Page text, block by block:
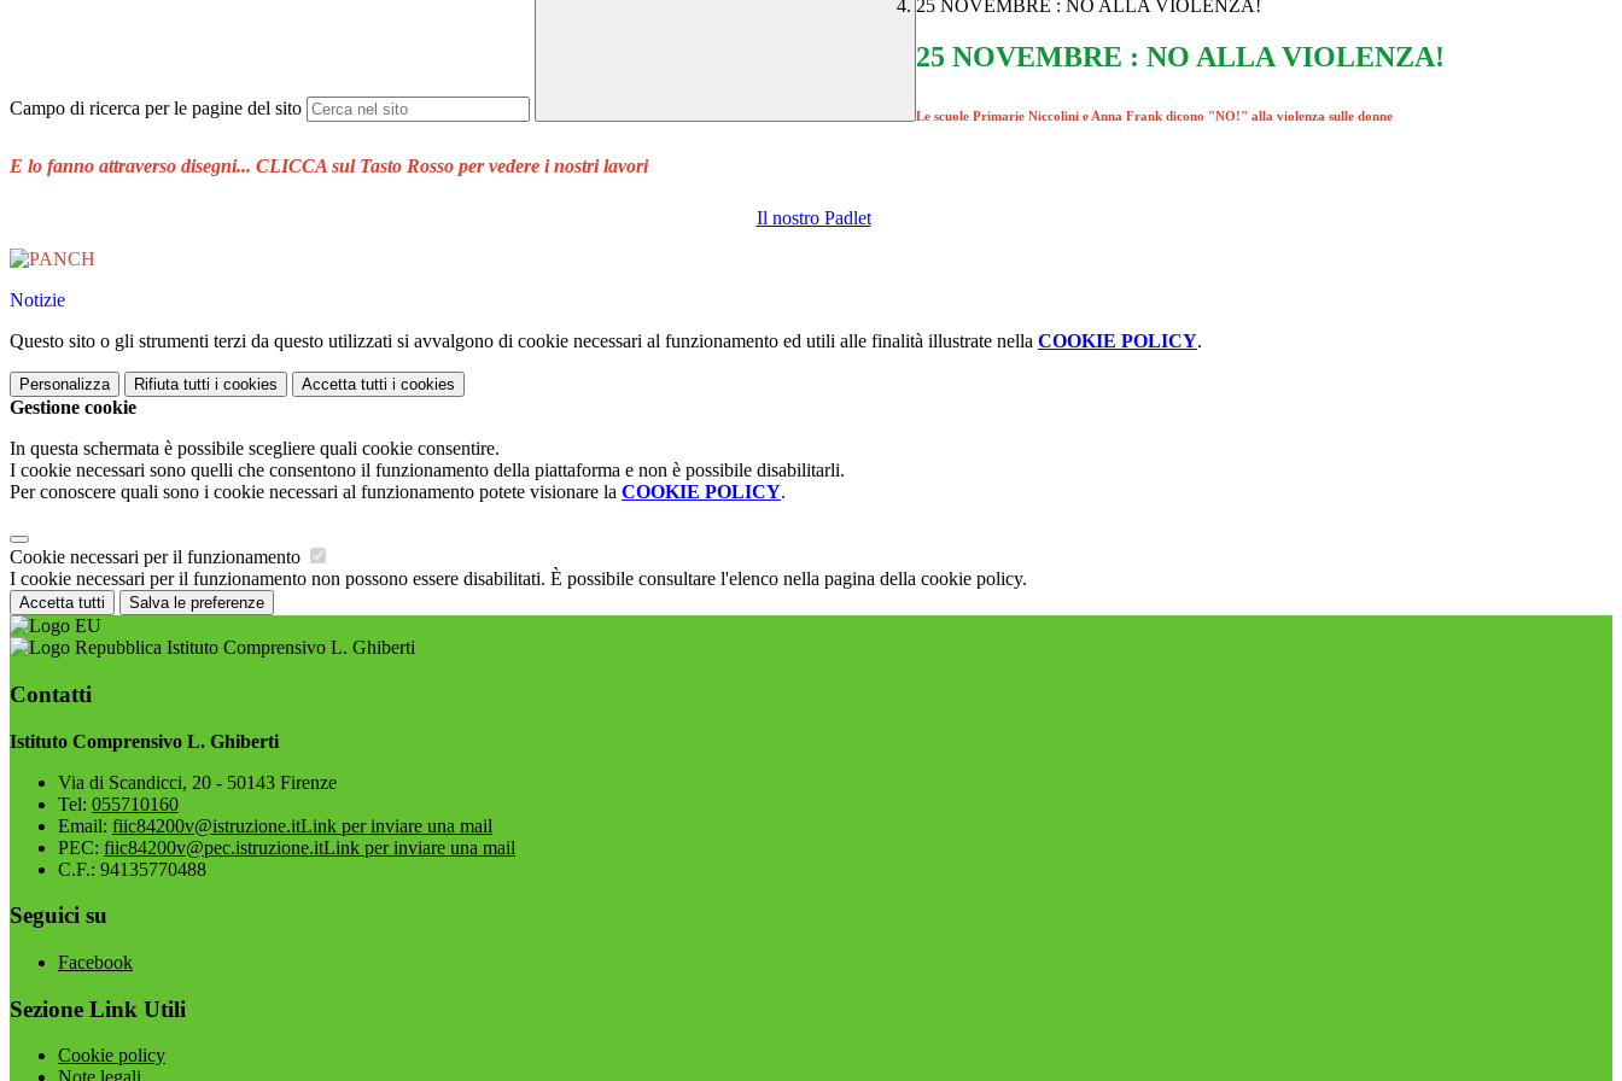
Campo di ricerca per le pagine del sito
25 NOVEMBRE : NO ALLA VIOLENZA!
25 NOVEMBRE : NO ALLA VIOLENZA!
Le scuole Primarie Niccolini e Anna Frank dicono "NO!" alla violenza sulle donne
E lo fanno attraverso disegni... CLICCA sul Tasto Rosso per vedere i nostri lavori
Il nostro Padlet
Notizie
Questo sito o gli strumenti terzi da questo utilizzati si avvalgono di cookie necessari al funzionamento ed utili alle finalità illustrate nella COOKIE POLICY.
Personalizza Rifiuta tutti i cookies Accetta tutti i cookies
Gestione cookie
In questa schermata è possibile scegliere quali cookie consentire.
I cookie necessari sono quelli che consentono il funzionamento della piattaforma e non è possibile disabilitarli.
Per conoscere quali sono i cookie necessari al funzionamento potete visionare la COOKIE POLICY.
Cookie necessari per il funzionamento
I cookie necessari per il funzionamento non possono essere disabilitati. È possibile consultare l'elenco nella pagina della cookie policy.
Accetta tutti Salva le preferenze
Istituto Comprensivo L. Ghiberti
Contatti
Istituto Comprensivo L. Ghiberti
Via di Scandicci, 20 - 50143 Firenze
Tel: 055710160
Email: fiic84200v@istruzione.itLink per inviare una mail
PEC: fiic84200v@pec.istruzione.itLink per inviare una mail
C.F.: 94135770488
Seguici su
Facebook
Sezione Link Utili
Cookie policy